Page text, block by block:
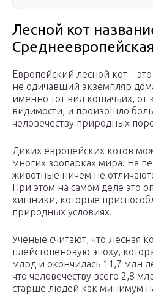
Лесной кот
Европейский лесной кот –
не одичавший экземпляр
именно тот вид кошачьих, от
видимости, и произошло
человечеству природных
Диких европейских котов
многих зоопарках мира. На
животные ничем не
При этом на самом деле это
хищники, которые
природных условиях.
Ученые считают, что Лесная
плейстоценовую эпоху,
млрд и окончилась 11,7 млн
что человечеству всего 2,8
старше людей как минимум